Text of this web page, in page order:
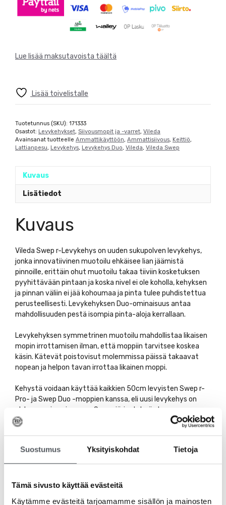
Suostumus Yksityiskohdat Tietoja
Tämä sivusto käyttää evästeitä
Käytämme evästeitä tarjoamamme sisällön ja mainosten
Lue lisää maksutavoista täältä
Lisää toivelistalle
Tuotetunnus (SKU): 171333
Osastot: Levykehykset, Siivousmopit ja -varret, Vileda
Avainsanat tuotteelle Ammattikäyttöön, Ammattisiivous, Keittiö,
Lattianpesu, Levykehys, Levykehys Duo, Vileda, Vileda Swep
Kuvaus
Lisätiedot
Kuvaus
Vileda Swep r-Levykehys on uuden sukupolven levykehys,
jonka innovatiivinen muotoilu ehkäisee lian jäämistä
pinnoille, erittäin ohut muotoilu takaa tiiviin kosketuksen
pyyhittävään pintaan ja koska nivel ei ole koholla, kehyksen
ja pinnan väliin ei jää kohoumaa ja pinta tulee puhdistettua
perusteellisesti. Levykehyksen Duo-ominaisuus antaa
mahdollisuuden pestä isompia pinta-aloja kerrallaan.
Levykehyksen symmetrinen muotoilu mahdollistaa likaisen
mopin irrottamisen ilman, että moppiin tarvitsee koskea
käsin. Kätevät poistovisut molemmissa päissä takaavat
nopean ja helpon tavan irrottaa likainen moppi.
Kehystä voidaan käyttää kaikkien 50cm levyisten Swep r-
Pro- ja Swep Duo -moppien kanssa, eli uusi levykehys on
yhteensopiva aiemman Swep-järjestelmän kanssa.
Vileda Swep r-Levykehys
Tutustu myös